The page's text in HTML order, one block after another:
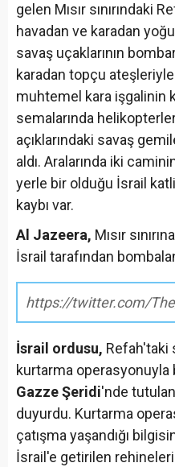
gelen Mısır sınırındaki
havadan ve karadan
savaş uçaklarının
karadan topçu
muhtemel kara işgalinin
semalarında
açıklarındaki savaş
aldı. Aralarında iki
yerle bir olduğu İsrail
kaybı var.
Al Jazeera, Mısır
İsrail tarafından
https://twitter.com/
İsrail ordusu, Refah'taki
kurtarma operasyonuyla
Gazze Şeridi'nde tutulan
duyurdu. Kurtarma
çatışma yaşandığı
İsrail'e getirilen